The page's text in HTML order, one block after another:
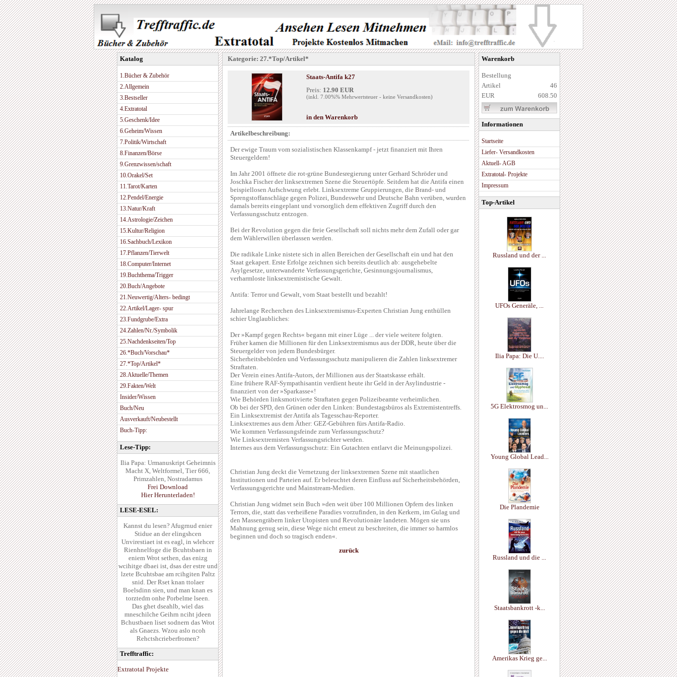
Katalog
1.Bücher & Zubehör
2.Allgemein
3.Bestseller
4.Extratotal
5.Geschenk/Idee
6.Geheim/Wissen
7.Politik/Wirtschaft
8.Finanzen/Börse
9.Grenzwissen/schaft
10.Orakel/Set
11.Tarot/Karten
12.Pendel/Energie
13.Natur/Kraft
14.Astrologie/Zeichen
15.Kultur/Religion
16.Sachbuch/Lexikon
17.Pflanzen/Tierwelt
18.Computer/Internet
19.Buchthema/Trigger
20.Buch/Angebote
21.Neuwertig/Alters- bedingt
22.Artikel/Lager- spur
23.Fundgrube/Extra
24.Zahlen/Nr./Symbolik
25.Nachdenkseiten/Top
26.*Buch/Vorschau*
27.*Top/Artikel*
28.Aktuelle/Themen
29.Fakten/Welt
Insider/Wissen
Buch/Neu
Ausverkauft/Neubestellt
Buch-Tipp:
Lese-Tipp:
Ilia Papa: Urmanuskript Geheimnis
Macht X, Weltformel, Tier 666,
Primzahlen, Nostradamus
Frei Download
Hier Herunterladen!
LESE-ESEL:
Kannst du lesen? Afugrnud enier
Stidue an der elingshcen
Unvirestiaet ist es eagl, in wlehcer
Rienhnelfoge die Bcuhtsbaen in
eniem Wrot sethen, das enizg
wcihitge dbaei ist, dsas der estre und
lzete Bcuhtsbae am rcihgiten Paltz
snid. Der Rset knan ttolaer
Boelsdinn sien, und man knan es
torztedm onhe Porbelme lseen.
Das ghet dseahlb, wiel das
mneschilche Geihrn nciht jdeen
Bchustbaen liset sodnern das Wrot
als Gnaezs. Wzou aslo ncoh
Rehctshcrieberfromen?
Trefftraffic:
Extratotal Projekte
Kategorie: 27.*Top/Artikel*
Staats-Antifa k27
Preis: 12.90 EUR
(inkl. 7.00%% Mehrwertsteuer - keine Versandkosten)
in den Warenkorb
Artikelbeschreibung:
Der ewige Traum vom sozialistischen Klassenkampf - jetzt finanziert mit Ihren
Steuergeldern!
Im Jahr 2001 öffnete die rot-grüne Bundesregierung unter Gerhard Schröder und
Joschka Fischer der linksextremen Szene die Steuertöpfe. Seitdem hat die Antifa einen
beispiellosen Aufschwung erlebt. Linksextreme Gruppierungen, die Brand- und
Sprengstoffanschläge gegen Polizei, Bundeswehr und Deutsche Bahn verüben, wurden
damals bereits eingeplant und vorsorglich dem effektiven Zugriff durch den
Verfassungsschutz entzogen.
Bei der Revolution gegen die freie Gesellschaft soll nichts mehr dem Zufall oder gar
dem Wählerwillen überlassen werden.
Die radikale Linke nistete sich in allen Bereichen der Gesellschaft ein und hat den
Staat gekapert. Erste Erfolge zeichnen sich bereits deutlich ab: ausgehebelte
Asylgesetze, unterwanderte Verfassungsgerichte, Gesinnungsjournalismus,
verharmloste linksextremistische Gewalt.
Antifa: Terror und Gewalt, vom Staat bestellt und bezahlt!
Jahrelange Recherchen des Linksextremismus-Experten Christian Jung enthüllen
schier Unglaubliches:
Der »Kampf gegen Rechts« begann mit einer Lüge ... der viele weitere folgten.
Früher kamen die Millionen für den Linksextremismus aus der DDR, heute über die
Steuergelder von jedem Bundesbürger.
Sicherheitsbehörden und Verfassungsschutz manipulieren die Zahlen linksextremer
Straftaten.
Der Verein eines Antifa-Autors, der Millionen aus der Staatskasse erhält.
Eine frühere RAF-Sympathisantin verdient heute ihr Geld in der Asylindustrie -
finanziert von der »Sparkasse«!
Wie Behörden linksmotivierte Straftaten gegen Polizeibeamte verheimlichen.
Ob bei der SPD, den Grünen oder den Linken: Bundestagsbüros als Extremistentreffs.
Ein Linksextremist der Antifa als Tagesschau-Reporter.
Linksextremes aus dem Äther: GEZ-Gebühren fürs Antifa-Radio.
Wie kommen Verfassungsfeinde zum Verfassungsschutz?
Wie Linksextremisten Verfassungsrichter werden.
Internes aus dem Verfassungsschutz: Ein Gutachten entlarvt die Meinungspolizei.
Christian Jung deckt die Vernetzung der linksextremen Szene mit staatlichen
Institutionen und Parteien auf. Er beleuchtet deren Einfluss auf Sicherheitsbehörden,
Verfassungsgerichte und Mainstream-Medien.
Christian Jung widmet sein Buch »den weit über 100 Millionen Opfern des linken
Terrors, die, statt das verheißene Paradies vorzufinden, in den Kerkern, im Gulag und
den Massengräbern linker Utopisten und Revolutionäre landeten. Mögen sie uns
Mahnung genug sein, diese Wege nicht erneut zu beschreiten, die immer so harmlos
beginnen und doch so tragisch enden«.
zurück
Warenkorb
Bestellung
Artikel
46
EUR
608.50
Informationen
Startseite
Liefer- Versandkosten
Aktuell- AGB
Extratotal- Projekte
Impressum
Top-Artikel
Russland und der ...
UFOs Generäle, ...
Ilia Papa: Die U....
5G Elektrosmog un...
Young Global Lead...
Die Plandemie
Russland und die ...
Staatsbankrott -k...
Amerikas Krieg ge...